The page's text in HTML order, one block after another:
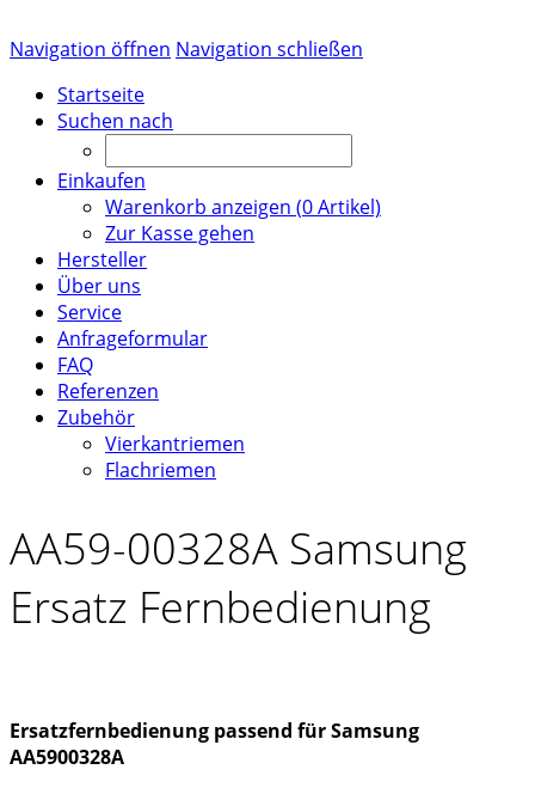
Navigation öffnen Navigation schließen
Startseite
Suchen nach
Einkaufen
Warenkorb anzeigen (0Artikel)
Zur Kasse gehen
Hersteller
Über uns
Service
Anfrageformular
FAQ
Referenzen
Zubehör
Vierkantriemen
Flachriemen
AA59-00328A Samsung
Ersatz Fernbedienung
Ersatzfernbedienung passend für Samsung
AA5900328A